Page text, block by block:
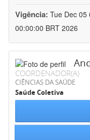
Vigência: Tue Dec 05
00:00:00 BRT 2026
COORDENADOR(A)
CIÊNCIAS DA SAÚDE
Saúde Coletiva